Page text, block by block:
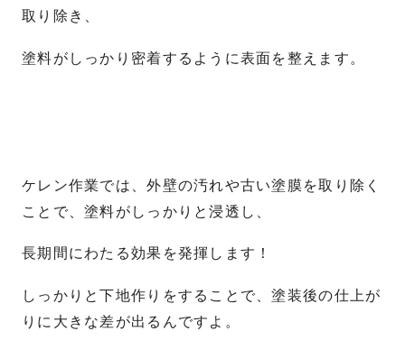
取り除き、
塗料がしっかり密着するように表面を整えます。
ケレン作業では、外壁の汚れや古い塗膜を取り除く
ことで、塗料がしっかりと浸透し、
長期間にわたる効果を発揮します！
しっかりと下地作りをすることで、塗装後の仕上が
りに大きな差が出るんですよ。